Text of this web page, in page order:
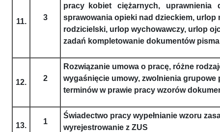
11. 3
pracy kobiet ciężarnych, uprawnienia
sprawowania opieki nad dzieckiem, urlop
rodzicielski, urlop wychowawczy, urlop
zadań kompletowanie dokumentów
12. 2
Rozwiązanie umowa o pracę, różne
wygaśnięcie umowy, zwolnienia grupowe
terminów w prawie pracy wzorów
13. 1
Świadectwo pracy wypełnianie wzoru
wyrejestrowanie z ZUS